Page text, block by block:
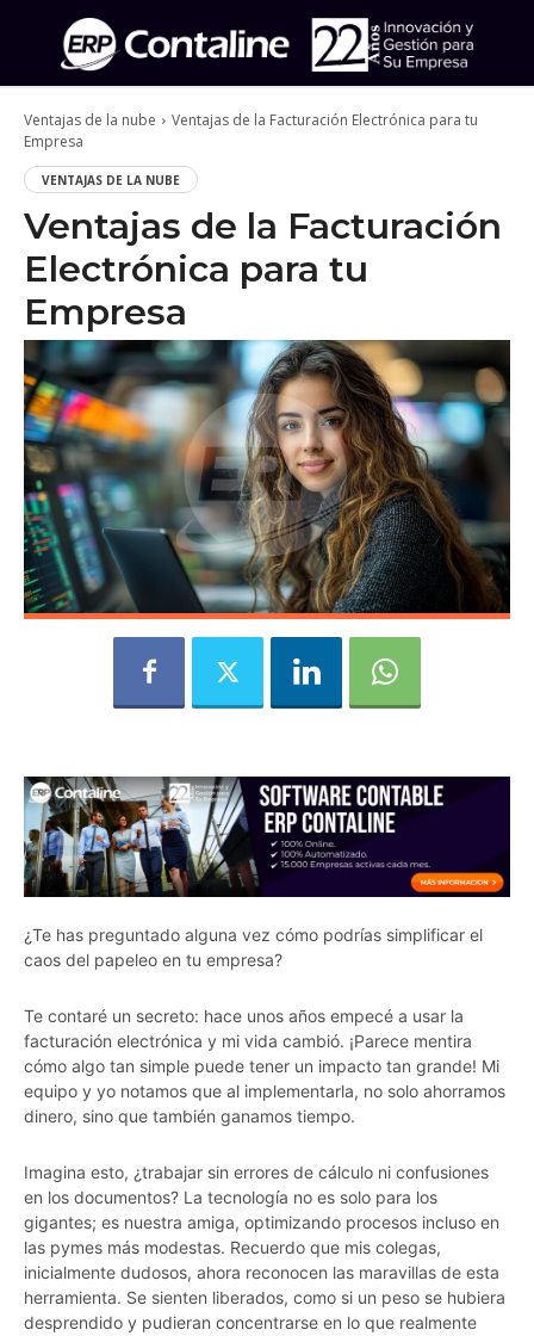
Ventajas de la nube
Ventajas de la Facturación Electrónica para tu
Empresa
VENTAJAS DE LA NUBE
Ventajas de la Facturación
Electrónica para tu
Empresa
¿Te has preguntado alguna vez cómo podrías simplificar el
caos del papeleo en tu empresa?
Te contaré un secreto: hace unos años empecé a usar la
facturación electrónica y mi vida cambió. ¡Parece mentira
cómo algo tan simple puede tener un impacto tan grande! Mi
equipo y yo notamos que al implementarla, no solo ahorramos
dinero, sino que también ganamos tiempo.
Imagina esto, ¿trabajar sin errores de cálculo ni confusiones
en los documentos? La tecnología no es solo para los
gigantes; es nuestra amiga, optimizando procesos incluso en
las pymes más modestas. Recuerdo que mis colegas,
inicialmente dudosos, ahora reconocen las maravillas de esta
herramienta. Se sienten liberados, como si un peso se hubiera
desprendido y pudieran concentrarse en lo que realmente